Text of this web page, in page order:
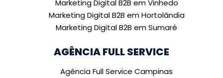
Marketing Digital B2B em Vinhedo
Marketing Digital B2B em Hortolândia
Marketing Digital B2B em Sumaré
AGÊNCIA FULL SERVICE
Agência Full Service Campinas